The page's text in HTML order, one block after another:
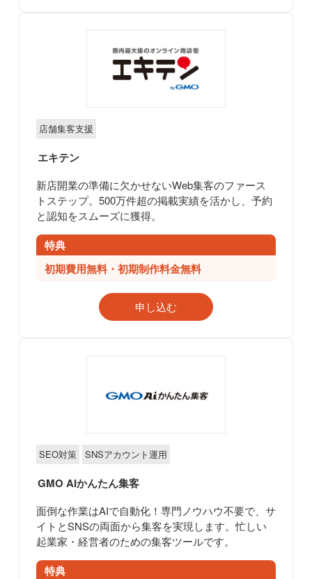
店舗集客支援
エキテン
新店開業の準備に欠かせないWeb集客のファース
トステップ。500万件超の掲載実績を活かし、予約
と認知をスムーズに獲得。
特典
初期費用無料・初期制作料金無料
申し込む
SEO対策 SNSアカウント運用
GMO AIかんたん集客
面倒な作業はAIで自動化！専門ノウハウ不要で、サ
イトとSNSの両面から集客を実現します。忙しい
起業家・経営者のための集客ツールです。
特典